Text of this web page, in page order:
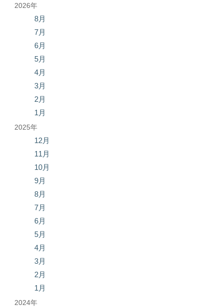
2026年
8月
7月
6月
5月
4月
3月
2月
1月
2025年
12月
11月
10月
9月
8月
7月
6月
5月
4月
3月
2月
1月
2024年